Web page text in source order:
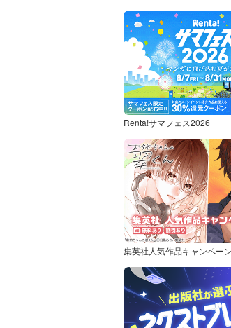
Renta!サマフェス2026
集英社人気作品キャンペーン